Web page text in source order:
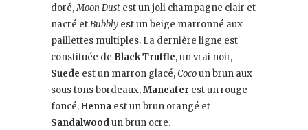
doré,Moon Dust est un joli champagne clair et
nacré etBubbly est un beige marronné aux
paillettes multiples. La dernière ligne est
constituée de Black Truffle, un vrai noir,
Suede est un marron glacé,Cocoun brun aux
sous tons bordeaux,Maneater est un rouge
foncé,Henna est un brun orangé et
Sandalwoodun brun ocre.